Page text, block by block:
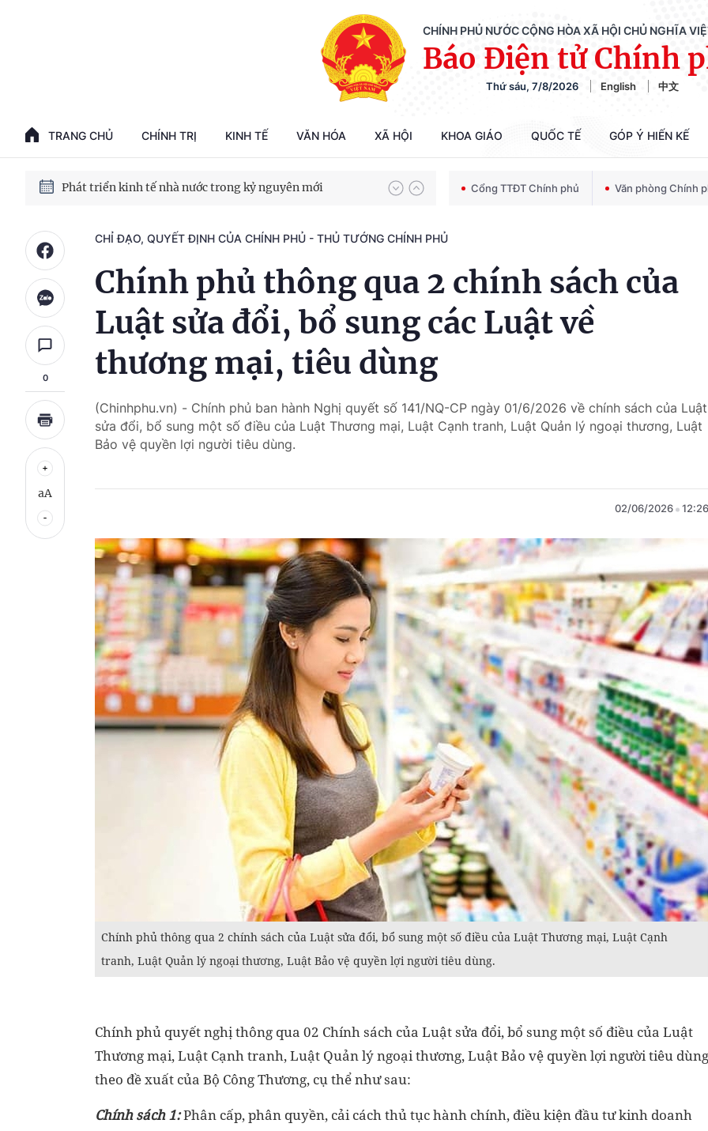
CHÍNH PHỦ NƯỚC CỘNG HÒA XÃ HỘI CHỦ NGHĨA
Báo Điện tử Chính
Thứ sáu, 7/8/2026 English 中文
TRANG CHỦ CHÍNH TRỊ KINH TẾ VĂN HÓA XÃ HỘI KHOA GIÁO QUỐC TẾ GÓP Ý HIẾN KẾ
Chiến dịch 500 ngày đêm tìm kiếm, quy tập và xác định danh tính hài cốt liệt sĩ
Phát triển nhà ở cho thuê - Trụ cột chiến lược, lâu dài
Phát triển kinh tế nhà nước trong kỷ nguyên mới Cổng TTĐT Chính phủ Văn phòng Chính
0
aA
CHỈ ĐẠO, QUYẾT ĐỊNH CỦA CHÍNH PHỦ - THỦ TƯỚNG CHÍNH PHỦ
Chính phủ thông qua 2 chính sách của
Luật sửa đổi, bổ sung các Luật về
thương mại, tiêu dùng
(Chinhphu.vn) - Chính phủ ban hành Nghị quyết số 141/NQ-CP ngày 01/6/2026 về chính sách của Luật
sửa đổi, bổ sung một số điều của Luật Thương mại, Luật Cạnh tranh, Luật Quản lý ngoại thương, Luật
Bảo vệ quyền lợi người tiêu dùng.
02/06/2026 12:26
Chính phủ thông qua 2 chính sách của Luật sửa đổi, bổ sung một số điều của Luật Thương mại, Luật Cạnh
tranh, Luật Quản lý ngoại thương, Luật Bảo vệ quyền lợi người tiêu dùng.
Chính phủ quyết nghị thông qua 02 Chính sách của Luật sửa đổi, bổ sung một số điều của Luật
Thương mại, Luật Cạnh tranh, Luật Quản lý ngoại thương, Luật Bảo vệ quyền lợi người tiêu dùng
theo đề xuất của Bộ Công Thương, cụ thể như sau:
Chính sách 1:Phân cấp, phân quyền, cải cách thủ tục hành chính, điều kiện đầu tư kinh doanh